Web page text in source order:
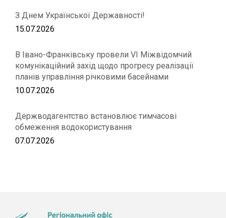
З Днем Української Державності!
15.07.2026
В Івано-Франківську провели VІ Міжвідомчий
комунікаційний захід щодо прогресу реалізації
планів управління річковими басейнами
10.07.2026
Держводагентство встановлює тимчасові
обмеження водокористування
07.07.2026